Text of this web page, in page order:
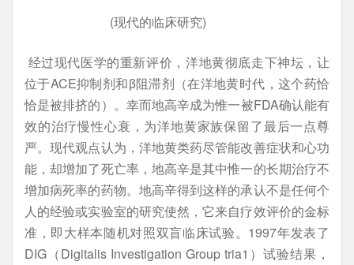
(现代的临床研究)
经过现代医学的重新评价，洋地黄彻底走下神坛，让
位于ACE抑制剂和β阻滞剂（在洋地黄时代，这个药恰
恰是被排挤的）。幸而地高辛成为惟一被FDA确认能有
效的治疗慢性心衰，为洋地黄家族保留了最后一点尊
严。现代观点认为，洋地黄类药尽管能改善症状和心功
能，却增加了死亡率，地高辛是其中惟一的长期治疗不
增加病死率的药物。地高辛得到这样的承认不是任何个
人的经验或实验室的研究使然，它来自疗效评价的金标
准，即大样本随机对照双盲临床试验。1997年发表了
DIG（Digitalis Investigation Group tria1）试验结果，